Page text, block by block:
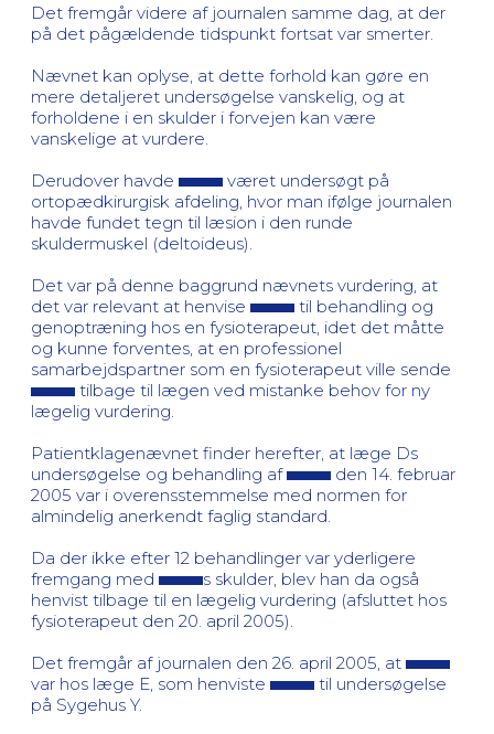
Det fremgår videre af journalen samme dag, at der
på det pågældende tidspunkt fortsat var smerter.
Nævnet kan oplyse, at dette forhold kan gøre en
mere detaljeret undersøgelse vanskelig, og at
forholdene i en skulder i forvejen kan være
vanskelige at vurdere.
Derudover havde
været undersøgt på
ortopædkirurgisk afdeling, hvor man ifølge journalen
havde fundet tegn til læsion i den runde
skuldermuskel (deltoideus).
Det var på denne baggrund nævnets vurdering, at
det var relevant at henvise
til behandling og
genoptræning hos en fysioterapeut, idet det måtte
og kunne forventes, at en professionel
samarbejdspartner som en fysioterapeut ville sende
tilbage til lægen ved mistanke behov for ny
lægelig vurdering.
Patientklagenævnet finder herefter, at læge Ds
undersøgelse og behandling af
den 14. februar
2005 var i overensstemmelse med normen for
almindelig anerkendt faglig standard.
Da der ikke efter 12 behandlinger var yderligere
fremgang med
s skulder, blev han da også
henvist tilbage til en lægelig vurdering (afsluttet hos
fysioterapeut den 20. april 2005).
Det fremgår af journalen den 26. april 2005, at
var hos læge E, som henviste
til undersøgelse
på Sygehus Y.